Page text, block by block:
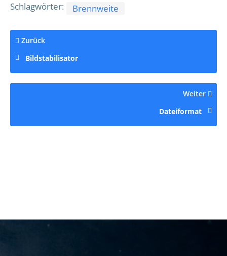
Schlagwörter: Brennweite
Zurück
Bildstabilisator
Weiter
Dateiformat